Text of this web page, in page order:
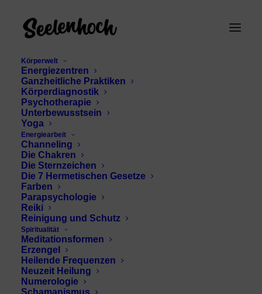
Körperwelt
Energiezentren
Ganzheitliche Praktiken
Körperdiagnostik
Psychotherapie
Unterbewusstsein
Yoga
Energiearbeit
Channeling
Die Chakren
Die Sternzeichen
Die 7 Hermetischen Gesetze
Farben
Parapsychologie
Reiki
Reinigung und Schutz
Spiritualität
Meditationsformen
Erzengel
Heilende Frequenzen
Neuzeit Heilung
Numerologie
Schamanismus
Energiezentren
aktivieren